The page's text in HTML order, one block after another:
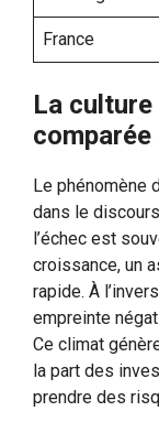
France
La culture
Le phénomène
dans le
l’échec est
croissance, un
rapide. À
empreinte
Ce climat
la part des
prendre des